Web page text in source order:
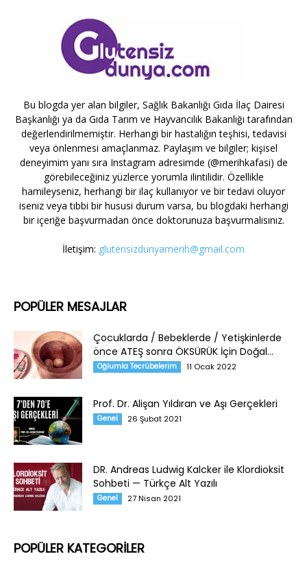
Bu blogda yer alan bilgiler, Sağlık Bakanlığı Gıda İlaç Dairesi
Başkanlığı ya da Gıda Tarım ve Hayvancılık Bakanlığı tarafından
değerlendirilmemiştir. Herhangi bir hastalığın teşhisi, tedavisi
veya önlenmesi amaçlanmaz. Paylaşım ve bilgiler; kişisel
deneyimim yanı sıra Instagram adresimde (@merihkafasi) de
görebileceğiniz yüzlerce yorumla ilintilidir. Özellikle
hamileyseniz, herhangi bir ilaç kullanıyor ve bir tedavi oluyor
iseniz veya tıbbi bir hususi durum varsa, bu blogdaki herhangi
bir içeriğe başvurmadan önce doktorunuza başvurmalısınız.
İletişim: glutensizdunyamerih@gmail.com
POPÜLER MESAJLAR
Çocuklarda / Bebeklerde / Yetişkinlerde
önce ATEŞ sonra ÖKSÜRÜK İçin Doğal...
Oğlumla Tecrübelerim 11 Ocak 2022
Prof. Dr. Alişan Yıldıran ve Aşı Gerçekleri
Genel 26 Şubat 2021
DR. Andreas Ludwig Kalcker ile Klordioksit
Sohbeti — Türkçe Alt Yazılı
Genel 27 Nisan 2021
POPÜLER KATEGORİLER